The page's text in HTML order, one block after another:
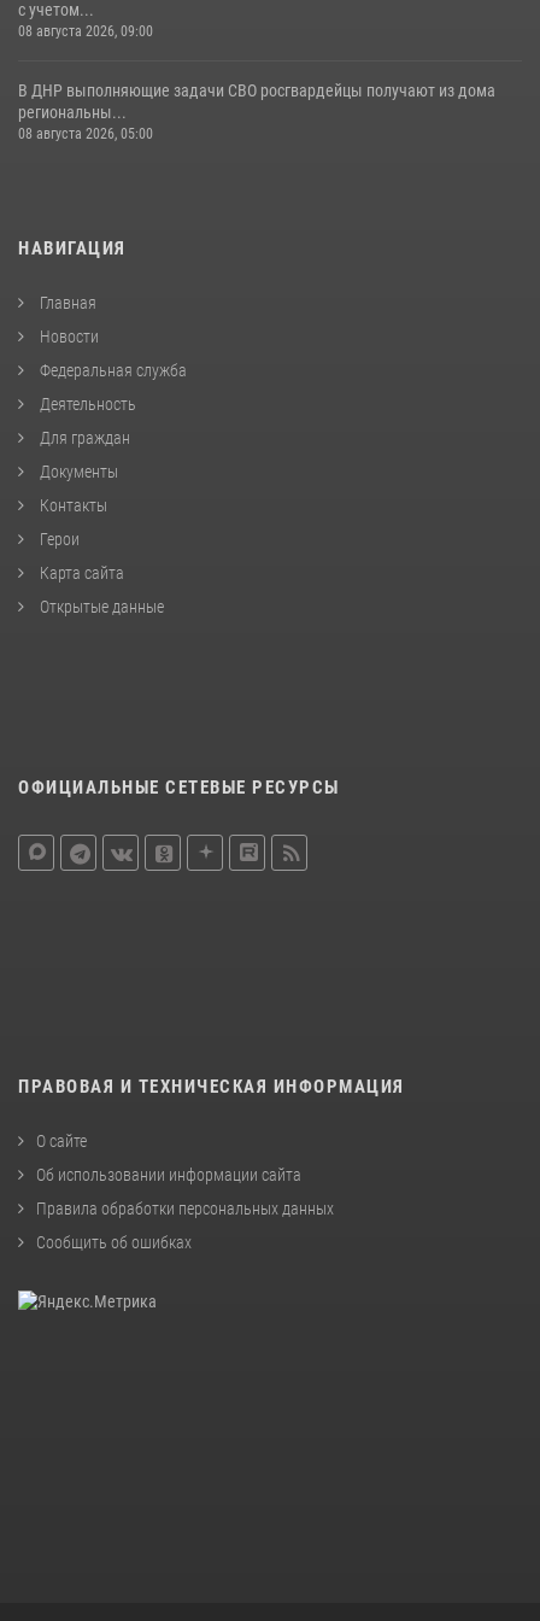
с учетом...
08 августа 2026, 09:00
В ДНР выполняющие задачи СВО росгвардейцы получают из дома
региональны...
08 августа 2026, 05:00
НАВИГАЦИЯ
Главная
Новости
Федеральная служба
Деятельность
Для граждан
Документы
Контакты
Герои
Карта сайта
Открытые данные
ОФИЦИАЛЬНЫЕ СЕТЕВЫЕ РЕСУРСЫ
ПРАВОВАЯ И ТЕХНИЧЕСКАЯ ИНФОРМАЦИЯ
О сайте
Об использовании информации сайта
Правила обработки персональных данных
Сообщить об ошибках